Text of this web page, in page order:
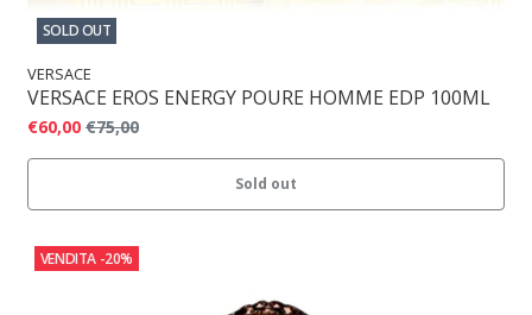
SOLD OUT
VERSACE
VERSACE EROS ENERGY POURE HOMME EDP 100ML
€60,00 €75,00
Sold out
VENDITA -20%